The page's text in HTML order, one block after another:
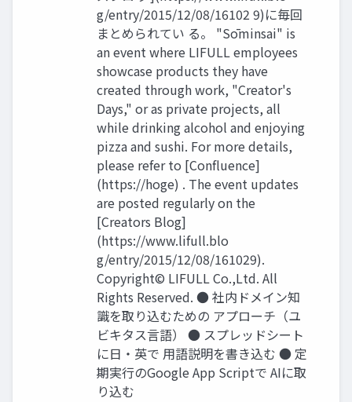
g/entry/2015/12/08/16102 9)に毎回
まとめられてい る。 "Sōminsai" is
an event where LIFULL employees
showcase products they have
created through work, "Creator's
Days," or as private projects, all
while drinking alcohol and enjoying
pizza and sushi. For more details,
please refer to [Conﬂuence]
(https://hoge) . The event updates
are posted regularly on the
[Creators Blog]
(https://www.lifull.blo
g/entry/2015/12/08/161029).
Copyright© LIFULL Co.,Ltd. All
Rights Reserved. ● 社内ドメイン知
識を取り込むための アプローチ（ユ
ビキタス⾔語） ● スプレッドシート
に⽇‧英で ⽤語説明を書き込む ● 定
期実⾏のGoogle App Scriptで AIに取
り込む